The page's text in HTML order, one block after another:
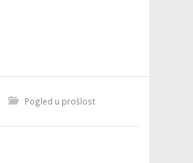
Pogled u prošlost